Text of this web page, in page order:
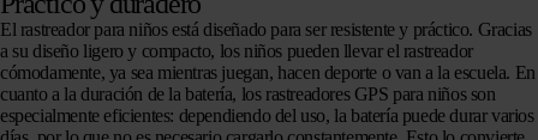
El rastreador para niños está diseñado para ser resistente y práctico. Gracias
a su diseño ligero y compacto, los niños pueden llevar el rastreador
cómodamente, ya sea mientras juegan, hacen deporte o van a la escuela. En
cuanto a la duración de la batería, los rastreadores GPS para niños son
especialmente eficientes: dependiendo del uso, la batería puede durar varios